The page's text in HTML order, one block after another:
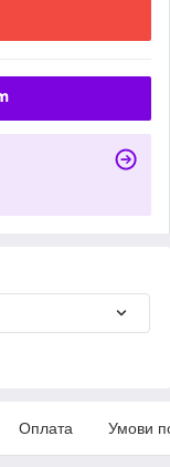
Оплата Умови